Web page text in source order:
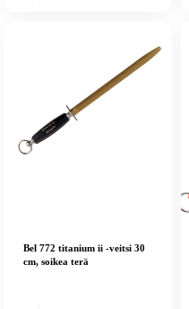
Bel 772 titanium ii -veitsi 30
cm, soikea terä